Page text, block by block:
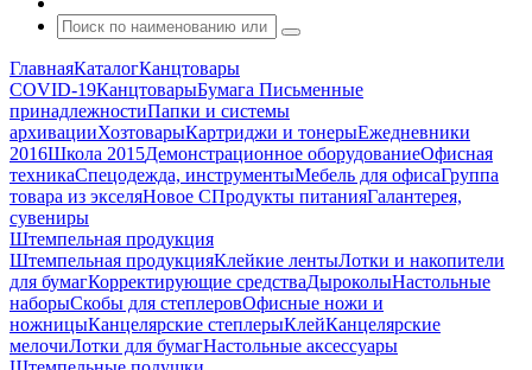
ГлавнаяКаталогКанцтовары
COVID-19КанцтоварыБумага Письменные
принадлежностиПапки и системы
архивацииХозтоварыКартриджи и тонерыЕжедневники
2016Школа 2015Демонстрационное оборудованиеОфисная
техникаСпецодежда, инструментыМебель для офисаГруппа
товара из экселяНовое СПродукты питанияГалантерея,
сувениры
Штемпельная продукция
Штемпельная продукцияКлейкие лентыЛотки и накопители
для бумагКорректирующие средстваДыроколыНастольные
наборыСкобы для степлеровОфисные ножи и
ножницыКанцелярские степлерыКлейКанцелярские
мелочиЛотки для бумагНастольные аксессуары